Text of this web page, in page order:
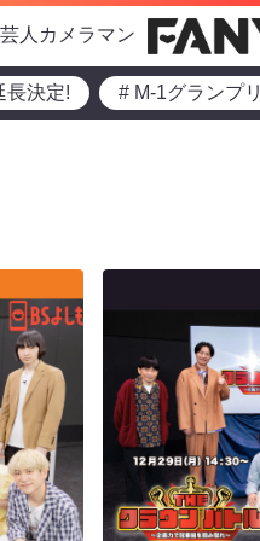
人カメラマン
長決定! # M-1グランプリ